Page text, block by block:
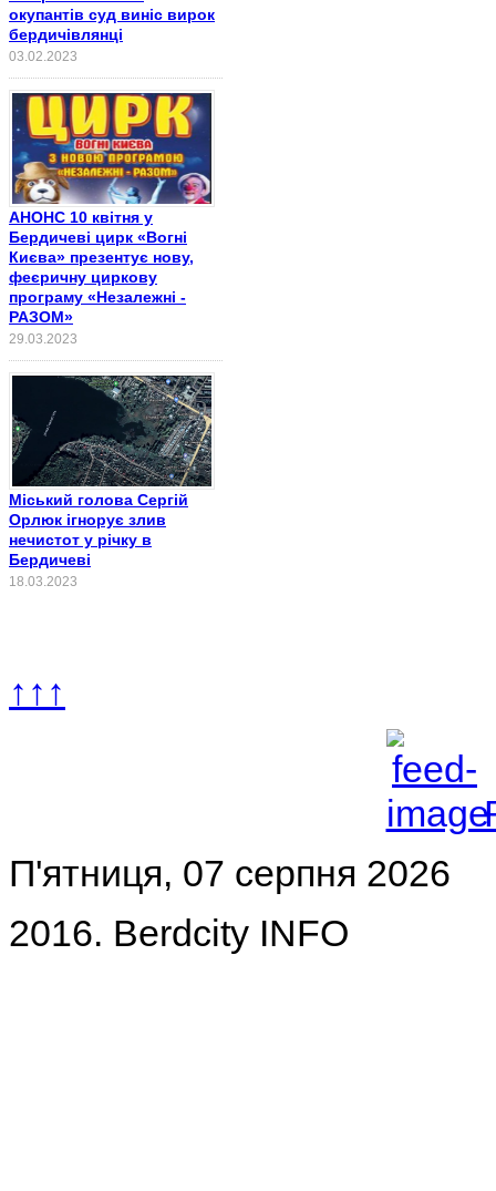
окупантів суд виніс вирок
бердичівлянці
03.02.2023
АНОНС 10 квітня у
Бердичеві цирк «Вогні
Києва» презентує нову,
феєричну циркову
програму «Незалежні -
РАЗОМ»
29.03.2023
Міський голова Сергій
Орлюк ігнорує злив
нечистот у річку в
Бердичеві
18.03.2023
↑↑↑
П'ятниця, 07 серпня 2026
2016. Berdcity INFO